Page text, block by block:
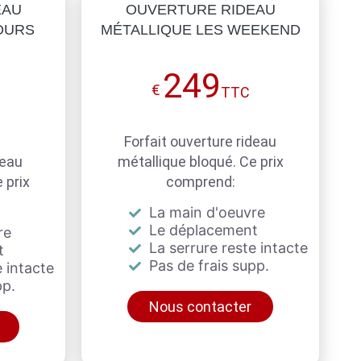
prix
intacte
OUVERTURE RIDEAU
MÉTALLIQUE LES WEEKEND
€ 249TTC
Forfait ouverture rideau
métallique bloqué. Ce prix
comprend:
La main d'oeuvre
Le déplacement
La serrure reste intacte
Pas de frais supp.
Nous contacter